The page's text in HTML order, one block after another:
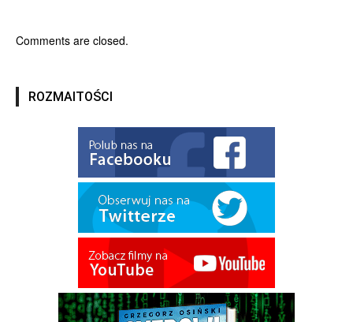
Comments are closed.
ROZMAITOŚCI